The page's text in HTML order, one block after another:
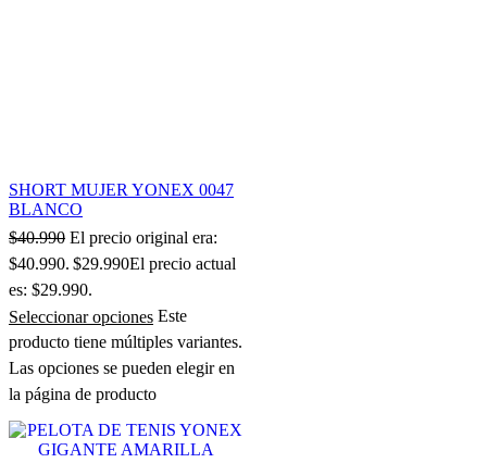
SHORT MUJER YONEX 0047
BLANCO
$40.990 El precio original era:
$40.990. $29.990El precio actual
es: $29.990.
Seleccionar opciones Este
producto tiene múltiples variantes.
Las opciones se pueden elegir en
la página de producto